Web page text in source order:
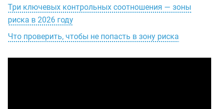
Три ключевых контрольных соотношения — зоны
риска в 2026 году
Что проверить, чтобы не попасть в зону риска